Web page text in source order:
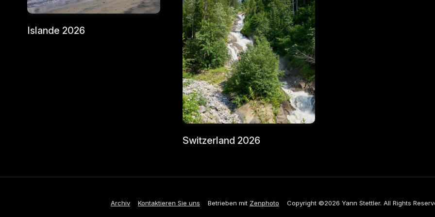
Islande 2026
Switzerland 2026
Archiv Kontaktieren Sie uns Betrieben mit Zenphoto Copyright ©2026 Yann Stettler. All Rights